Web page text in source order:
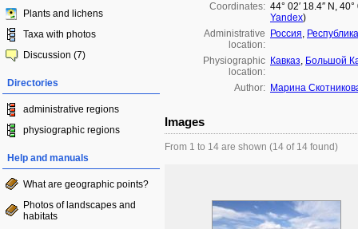
Plants and lichens
Taxa with photos
Discussion (7)
Directories
administrative regions
physiographic regions
Help and manuals
What are geographic points?
Photos of landscapes and
habitats
Coordinates: 44° 02′ 18.4″ N,
Yandex)
Administrative
location:
Россия,
Physiographic
location:
Кавказ, Большой
Author: Марина
Images
From 1 to 14 are shown (14 of 14 found)